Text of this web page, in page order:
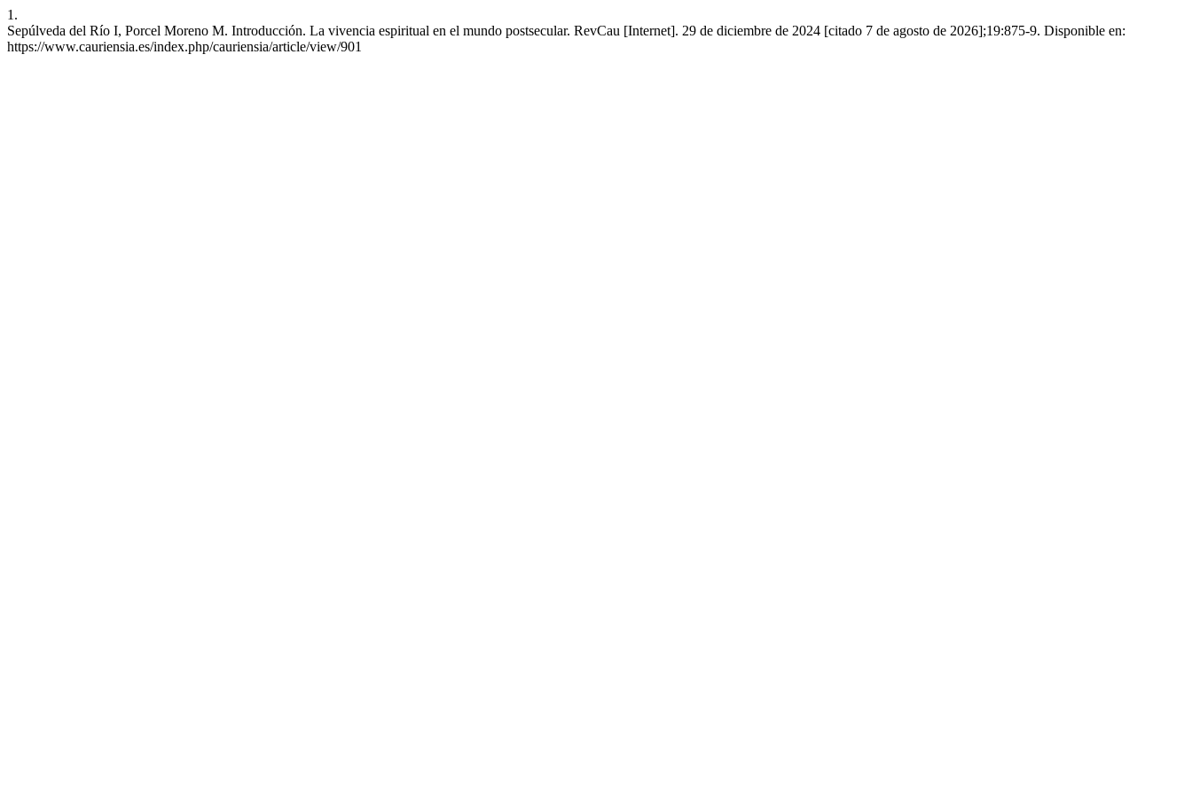
1.
Sepúlveda del Río I, Porcel Moreno M. Introducción. La vivencia espiritual en el mundo postsecular. RevCau [Internet]. 29 de diciembre de 2024 [citado 7 de agosto de 2026];19:875-9. Disponible en:
https://www.cauriensia.es/index.php/cauriensia/article/view/901